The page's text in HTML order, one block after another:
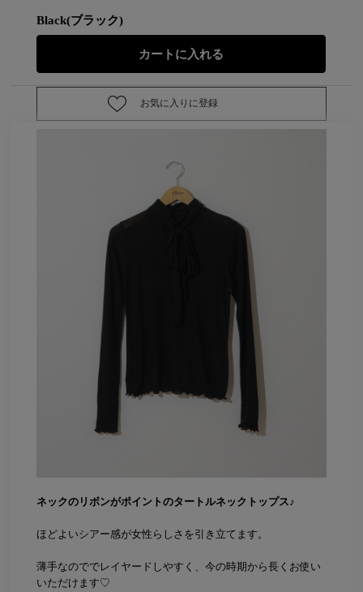
Black(ブラック)
お気に入りに登録
ネックのリボンがポイントのタートルネックトップス♪
ほどよいシアー感が女性らしさを引き立てます。
薄手なのででレイヤードしやすく、今の時期から長くお使い
いただけます♡